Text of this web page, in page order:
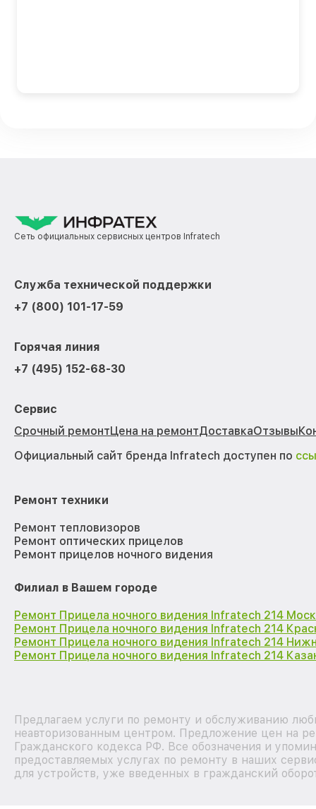
Сеть официальных сервисных центров Infratech
Служба технической поддержки
+7 (800) 101-17-59
Горячая линия
+7 (495) 152-68-30
Сервис
Срочный ремонтЦена на ремонтДоставкаОтзывы
Официальный сайт бренда Infratech доступен по
Ремонт техники
Ремонт тепловизоров
Ремонт оптических прицелов
Ремонт прицелов ночного видения
Филиал в Вашем городе
Ремонт Прицела ночного видения Infratech 214
Ремонт Прицела ночного видения Infratech 214
Ремонт Прицела ночного видения Infratech 214
Ремонт Прицела ночного видения Infratech 214
Предлагаем услуги по ремонту и обслуживанию
неавторизованным центром. Предложение цен на
Гражданского кодекса РФ. Все обозначения и
предоставляемых услугах по ремонту в наших
для устройств, уже введенных в гражданский